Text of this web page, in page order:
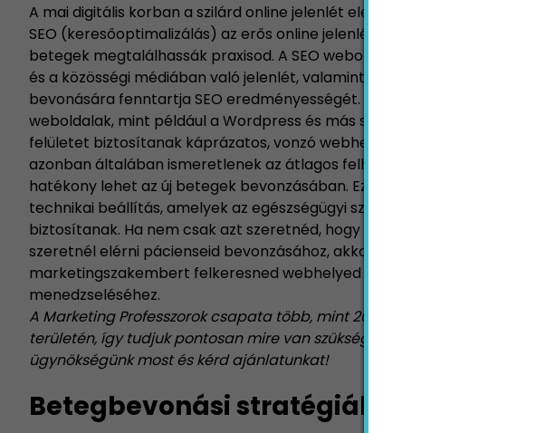
A mai digitális korban a szilárd online jelenlét elengedhetetlen ahhoz,
SEO (keresőoptimalizálás) az erős online jelenlét létrehozásának és
betegek megtalálhassák praxisod. A SEO weboldalad alapjának kell
és a közösségi médiában való jelenlét, valamint havi tartalom
bevonására fenntartja SEO eredményességét. Nem minden webhely
weboldalak, mint például a Wordpress és más sablon weboldalak,
felületet biztosítanak káprázatos, vonzó webhelyek létrehozásához. A
azonban általában ismeretlenek az átlagos felhasználó számára. A
hatékony lehet az új betegek bevonzásában. Ezekről a webhelyekről
technikai beállítás, amelyek az egészségügyi szakemberek számára
biztosítanak. Ha nem csak azt szeretnéd, hogy weboldalad szép
szeretnél elérni pácienseid bevonzásához, akkor érdemes
marketingszakembert felkeresned webhelyed létrehozásához és
menedzseléséhez.
A Marketing Professzorok csapata több, mint 20 éves szakmai
területén, így tudjuk pontosan mire van szüksége pácienseidnek.
ügynökségünk most éskérd ajánlatunkat!
Betegbevonási stratégiák